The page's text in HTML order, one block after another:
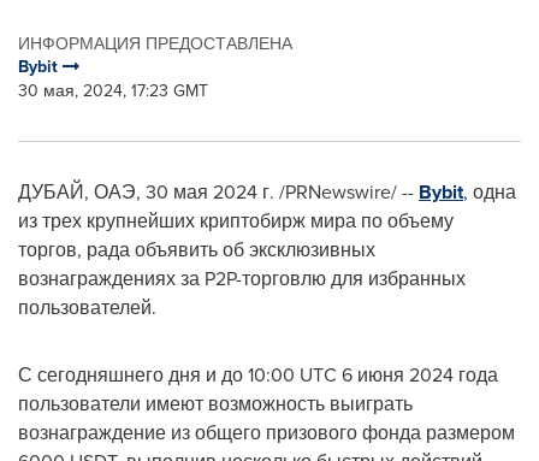
ИНФОРМАЦИЯ ПРЕДОСТАВЛЕНА
Bybit
30 мая, 2024, 17:23 GMT
ДУБАЙ, ОАЭ, 30 мая 2024 г. /PRNewswire/ -- Bybit, одна
из трех крупнейших криптобирж мира по объему
торгов, рада объявить об эксклюзивных
вознаграждениях за P2P-торговлю для избранных
пользователей.
С сегодняшнего дня и до10:00 UTC 6 июня 2024 года
пользователи имеют возможность выиграть
вознаграждение из общего призового фонда размером